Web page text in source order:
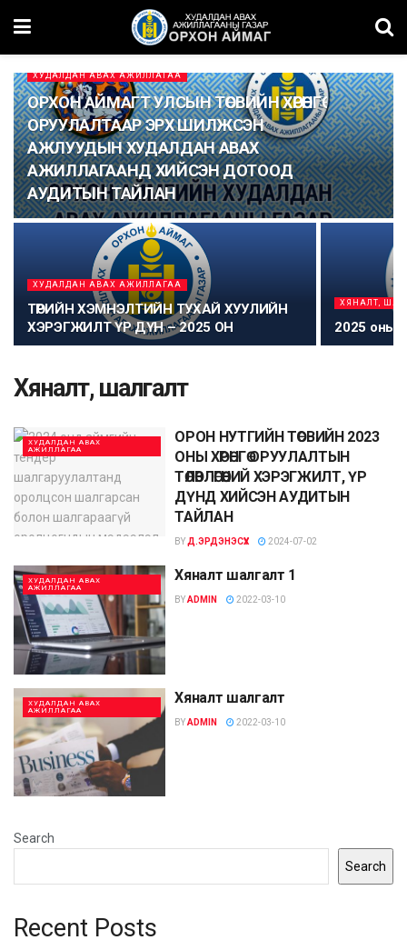
ХУДАЛДАН АВАХ АЖИЛЛАГАА
ОРХОН АЙМАГТ УЛСЫН ТӨСВИЙН ХӨРӨНГӨ
ОРУУЛАЛТААР ЭРХ ШИЛЖСЭН
АЖЛУУДЫН ХУДАЛДАН АВАХ
АЖИЛЛАГААНД ХИЙСЭН ДОТООД
АУДИТЫН ТАЙЛАН
ХУДАЛДАН АВАХ АЖИЛЛАГАА
ТӨРИЙН ХЭМНЭЛТИЙН ТУХАЙ ХУУЛИЙН
ХЭРЭГЖИЛТ ҮР ДҮН – 2025 ОН
ХЯНАЛТ,
2025 оны
Хяналт, шалгалт
ХУДАЛДАН АВАХ
АЖИЛЛАГАА
ОРОН НУТГИЙН ТӨСВИЙН 2023
ОНЫ ХӨРӨНГӨ ОРУУЛАЛТЫН
ТӨЛӨВЛӨГӨӨНИЙ ХЭРЭГЖИЛТ, ҮР
ДҮНД ХИЙСЭН АУДИТЫН
ТАЙЛАН
BY Д.ЭРДЭНЭСҮХ 2024-07-02
ХУДАЛДАН АВАХ
АЖИЛЛАГАА
Хяналт шалгалт 1
BYADMIN 2022-03-10
ХУДАЛДАН АВАХ
АЖИЛЛАГАА
Хяналт шалгалт
BYADMIN 2022-03-10
Search
Search
Recent Posts